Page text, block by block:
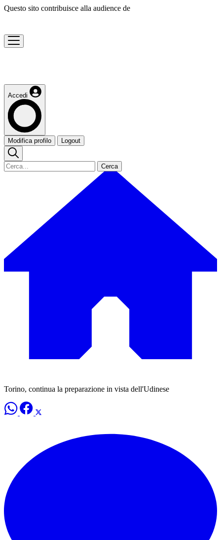
Questo sito contribuisce alla audience de
Accedi
Modifica profilo Logout
Cerca
Torino, continua la preparazione in vista dell'Udinese